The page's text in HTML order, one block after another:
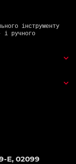
інструменту
і ручного
Е, 02099